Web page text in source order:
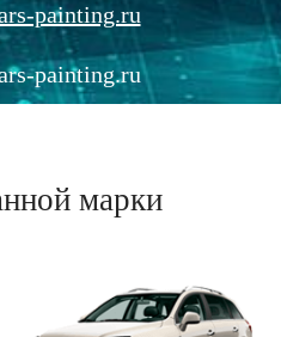
painting.ru
painting.ru
марки